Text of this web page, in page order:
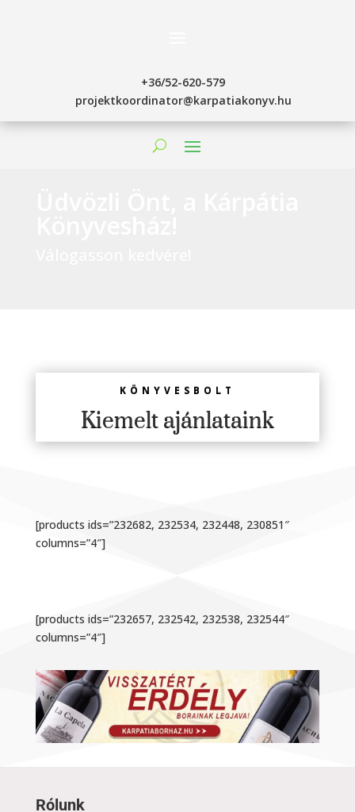
+36/52-620-579
projektkoordinator@karpatiakonyv.hu
KÖNYVESBOLT
Kiemelt ajánlataink
[products ids=”232682, 232534, 232448, 230851″
columns=”4″]
[products ids=”232657, 232542, 232538, 232544″
columns=”4″]
Rólunk